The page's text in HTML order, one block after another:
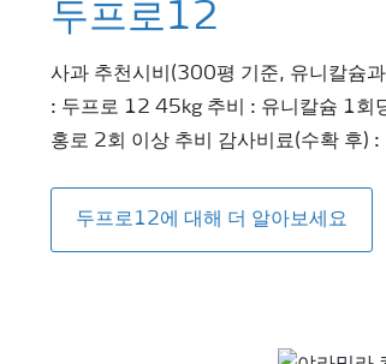
두프로12
사과 추천시비(300평 기준, 유니칼슘
: 두프로 12 45kg 추비 : 유니칼슘 1회
홍로 2회 이상 추비 감사비료(수확 후)
두프로12에 대해 더 알아보세요